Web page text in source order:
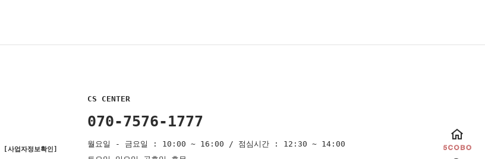
[사업자정보확인]
CS CENTER
070-7576-1777
월요일 - 금요일 : 10:00 ~ 16:00 / 점심시간 : 12:30 ~ 14:00